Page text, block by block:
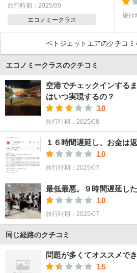
旅行時期：2025/09
エコノミークラス
旅行
ベトジェットエアのクチコミ
エコノミークラスのクチコミ
空港でチェックインする
はいつ実現するの？
3.0
旅行時期：2025/08
１６時間遅延し、お金は
1.0
旅行時期：2025/07
最低最悪。９時間遅延し
1.0
旅行時期：2025/07
同じ経路のクチコミ
問題が多くてオススメでき
1.5